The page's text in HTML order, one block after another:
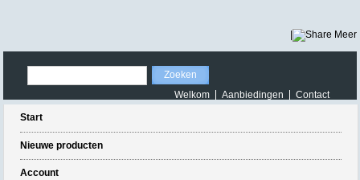
Meer
Welkom Aanbiedingen
Contact
Start
Nieuwe producten
Account